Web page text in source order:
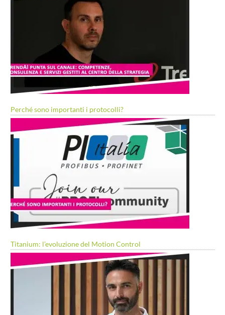
Perché sono importanti i protocolli?
Titanium: l’evoluzione del Motion Control